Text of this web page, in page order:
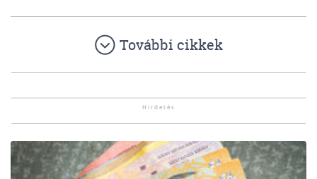
További cikkek